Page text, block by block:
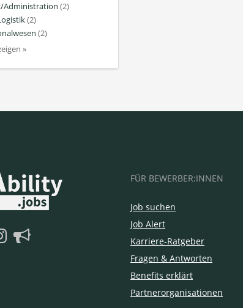
Administration (2)
(2)
(2)
»
FÜR BEWERBER:INNEN
Job suchen
Job Alert
Karriere-Ratgeber
Fragen & Antworten
Benefits erklärt
Partnerorganisationen